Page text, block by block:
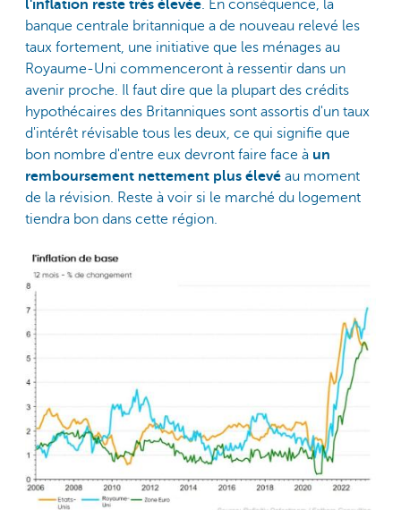
l'inflation reste très élevée. En conséquence, la
banque centrale britannique a de nouveau relevé les
taux fortement, une initiative que les ménages au
Royaume-Uni commenceront à ressentir dans un
avenir proche. Il faut dire que la plupart des crédits
hypothécaires des Britanniques sont assortis d'un taux
d'intérêt révisable tous les deux, ce qui signifie que
bon nombre d'entre eux devront faire face à un
remboursement nettement plus élevé au moment
de la révision. Reste à voir si le marché du logement
tiendra bon dans cette région.